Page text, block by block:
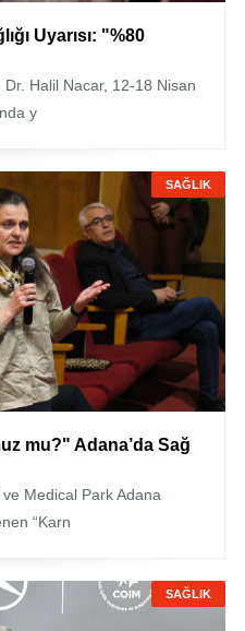
Uyarısı: "%80
Halil Nacar, 12-18 Nisan
y
SAĞLIK
mu?" Adana’da Sağ
Medical Park Adana
“Karn
SAĞLIK